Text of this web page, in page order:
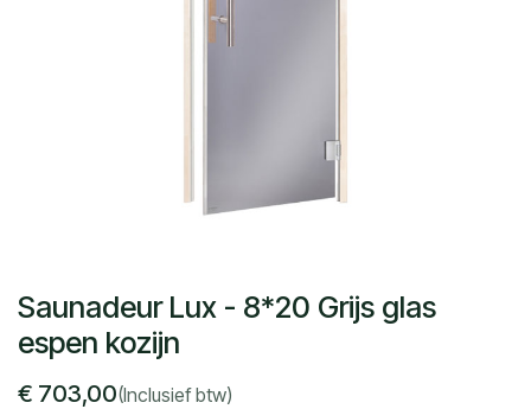
Saunadeur Lux - 8*20 Grijs glas
espen kozijn
€ 703,00(Inclusief btw)